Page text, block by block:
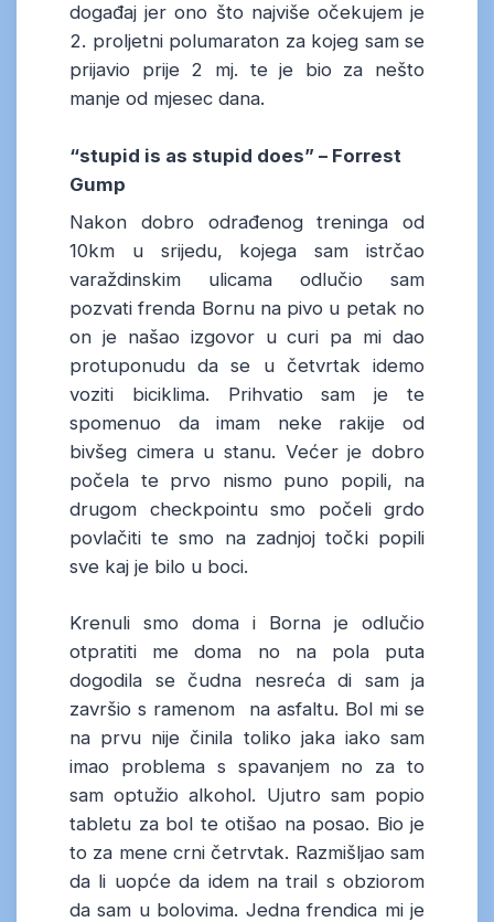
događaj jer ono što najviše očekujem je
2. proljetni polumaraton za kojeg sam se
prijavio prije 2 mj. te je bio za nešto
manje od mjesec dana.
“stupid is as stupid does” – Forrest
Gump
Nakon dobro odrađenog treninga od
10km u srijedu, kojega sam istrčao
varaždinskim ulicama odlučio sam
pozvati frenda Bornu na pivo u petak no
on je našao izgovor u curi pa mi dao
protuponudu da se u četvrtak idemo
voziti biciklima. Prihvatio sam je te
spomenuo da imam neke rakije od
bivšeg cimera u stanu. Većer je dobro
počela te prvo nismo puno popili, na
drugom checkpointu smo počeli grdo
povlačiti te smo na zadnjoj točki popili
sve kaj je bilo u boci.
Krenuli smo doma i Borna je odlučio
otpratiti me doma no na pola puta
dogodila se čudna nesreća di sam ja
završio s ramenom na asfaltu. Bol mi se
na prvu nije činila toliko jaka iako sam
imao problema s spavanjem no za to
sam optužio alkohol. Ujutro sam popio
tabletu za bol te otišao na posao. Bio je
to za mene crni četrvtak. Razmišljao sam
da li uopće da idem na trail s obziorom
da sam u bolovima. Jedna frendica mi je